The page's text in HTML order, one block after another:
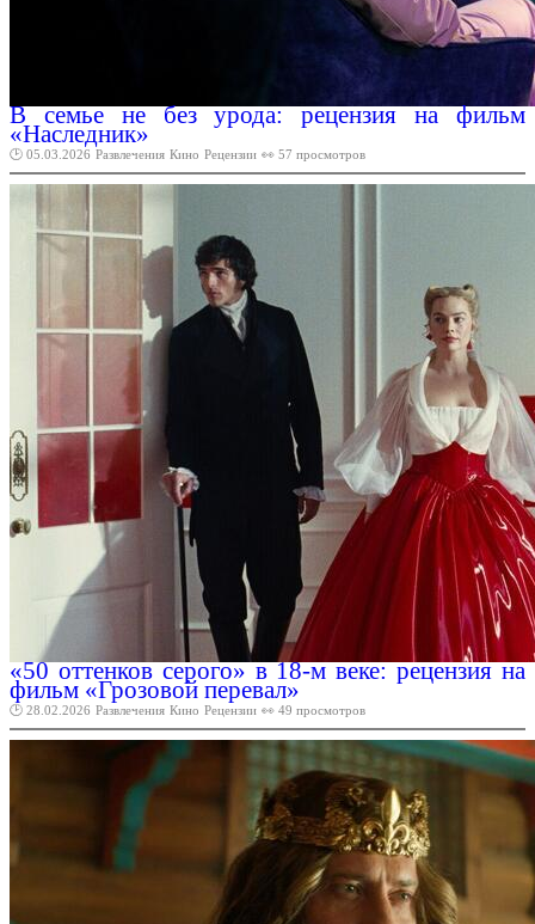
В семье не без урода: рецензия на фильм
«Наследник»
🕑 05.03.2026 Развлечения Кино Рецензии 👀 57 просмотров
«50 оттенков серого» в 18-м веке: рецензия на
фильм «Грозовой перевал»
🕑 28.02.2026 Развлечения Кино Рецензии 👀 49 просмотров